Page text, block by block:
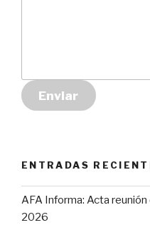
Enviar
ENTRADAS
AFA Informa: Acta
2026